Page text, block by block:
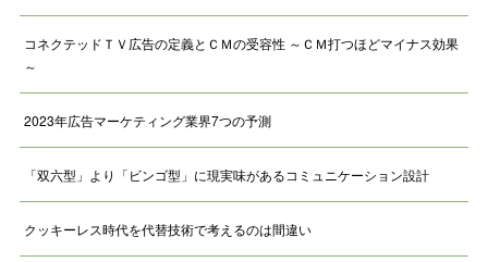
コネクテッドＴＶ広告の定義とＣＭの受容性 ～ＣＭ打つほどマイナス効果
～
2023年広告マーケティング業界7つの予測
「双六型」より「ビンゴ型」に現実味があるコミュニケーション設計
クッキーレス時代を代替技術で考えるのは間違い